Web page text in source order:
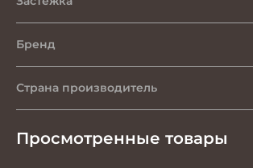
Бренд
Страна производитель
Просмотренные товары